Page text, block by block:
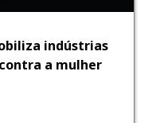
indústrias
a mulher